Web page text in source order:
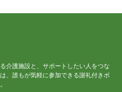
介護施設と、サポートしたい人をつな
、誰もが気軽に参加できる謝礼付きボ